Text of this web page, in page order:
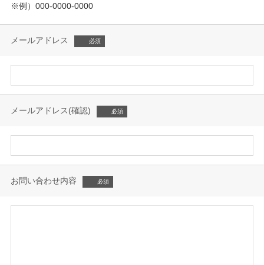
※例）000-0000-0000
メールアドレス
メールアドレス(確認)
お問い合わせ内容